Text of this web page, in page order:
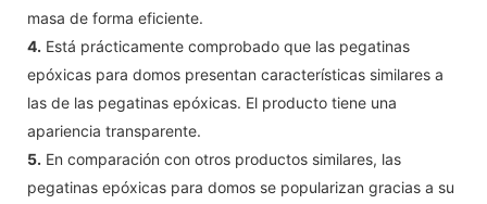
masa de forma eficiente.
4. Está prácticamente comprobado que las pegatinas
epóxicas para domos presentan características similares a
las de las pegatinas epóxicas. El producto tiene una
apariencia transparente.
5. En comparación con otros productos similares, las
pegatinas epóxicas para domos se popularizan gracias a su